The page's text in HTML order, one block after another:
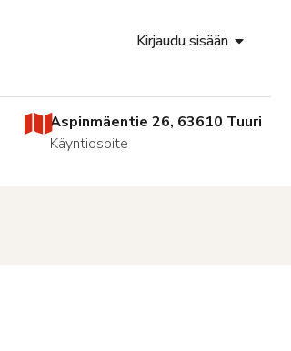
Kirjaudu sisään
Aspinmäentie 26, 63610 Tuuri
Käyntiosoite